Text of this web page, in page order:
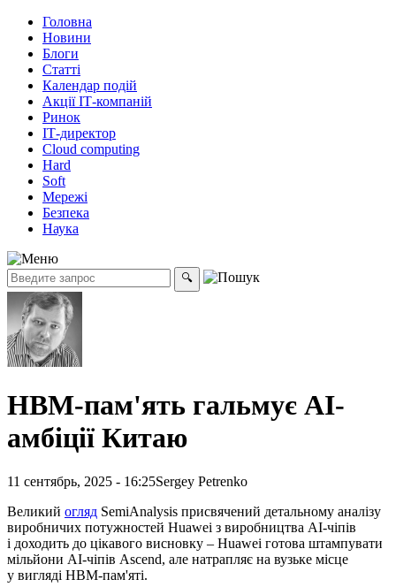
Головна
Новини
Блоги
Статті
Календар подій
Акції ІТ-компаній
Ринок
ІТ-директор
Cloud computing
Hard
Soft
Мережі
Безпека
Наука
HBM-пам'ять гальмує AI-
амбіції Китаю
11 сентябрь, 2025 - 16:25Sergey Petrenko
Великий огляд SemiAnalysis присвячений детальному аналізу
виробничих потужностей Huawei з виробництва AI-чіпів
і доходить до цікавого висновку – Huawei готова штампувати
мільйони AI-чіпів Ascend, але натрапляє на вузьке місце
у вигляді HBM-пам'яті.